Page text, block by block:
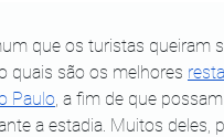
NaN de 5 estrelas.
que os turistas queiram
quais são os melhores
Paulo, a fim de que
a estadia. Muitos deles,